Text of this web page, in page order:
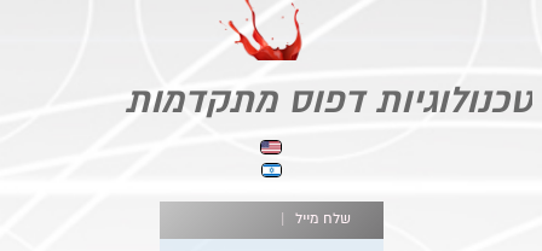
טכנולוגיות דפוס מתקדמות
שלח מייל |